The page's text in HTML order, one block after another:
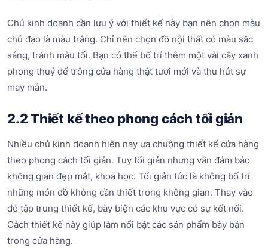
Chủ kinh doanh cần lưu ý với thiết kế này bạn nên chọn màu
chủ đạo là màu trắng. Chỉ nên chọn đồ nội thất có màu sắc
sáng, tránh màu tối. Bạn có thể bố trí thêm một vài cây xanh
phong thuỷ để trông cửa hàng thật tươi mới và thu hút sự
may mắn.
2.2 Thiết kế theo phong cách tối giản
Nhiều chủ kinh doanh hiện nay ưa chuộng thiết kế cửa hàng
theo phong cách tối giản. Tuy tối giản nhưng vẫn đảm bảo
không gian đẹp mắt, khoa học. Tối giản tức là không bố trí
những món đồ không cần thiết trong không gian. Thay vào
đó tập trung thiết kế, bày biện các khu vực có sự kết nối.
Cách thiết kế này giúp làm nổi bật các sản phẩm bày bán
trong cửa hàng.